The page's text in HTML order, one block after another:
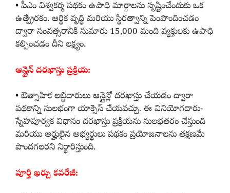
• పీఎం విశ్వకర్మ పథకం ఉపాధి మార్గాలను సృష్టించేందుకు ఒక
ఉత్ప్రేరకం. ఆర్థిక వృద్ధి మరియు స్థిరత్వాన్ని పెంపొందించడం
ద్వారా సంవత్సరానికి సుమారు 15,000 మంది వ్యక్తులకు ఉపాధి
కల్పించడం దీని లక్ష్యం.
ఆన్లైన్ దరఖాస్తు ప్రక్రియ:
• ఔత్సాహిక లబ్ధిదారులు ఆన్లైన్లో దరఖాస్తు చేయడం ద్వారా
పథకాన్ని సులభంగా యాక్సెస్ చేయవచ్చు. ఈ వినియోగదారు-
స్నేహపూర్వక విధానం దరఖాస్తు ప్రక్రియను సులభతరం చేస్తుంది
మరియు అర్హులైన అభ్యర్థులు పథకం ప్రయోజనాలను తక్షణమే
పొందగలరని నిర్ధారిస్తుంది.
పూర్తి ఖర్చు కవరేజీ: